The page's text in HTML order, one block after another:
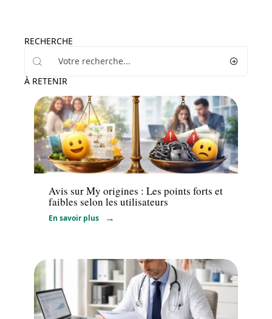
RECHERCHE
À RETENIR
Santé
Avis sur My origines : Les points forts et
faibles selon les utilisateurs
En savoir plus